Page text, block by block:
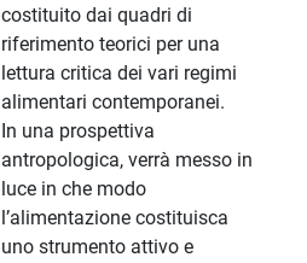
costituito dai quadri di
riferimento teorici per una
lettura critica dei vari regimi
alimentari contemporanei.
In una prospettiva
antropologica, verrà messo in
luce in che modo
l’alimentazione costituisca
uno strumento attivo e